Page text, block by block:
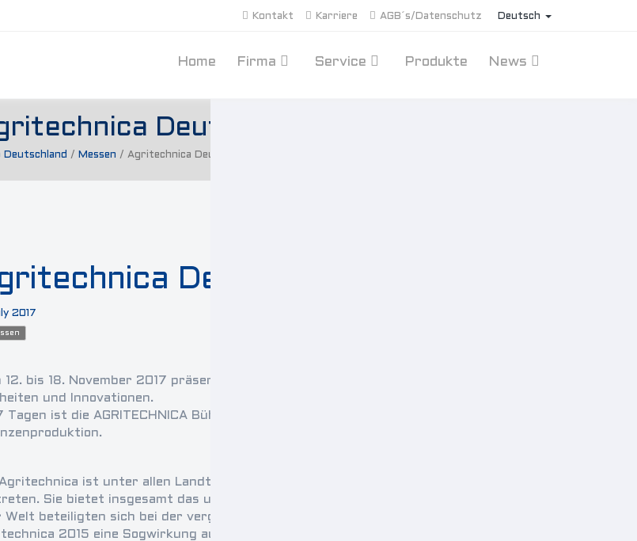
Deutsch
Kontakt Karriere AGB´s/Datenschutz
Home Firma Service Produkte News
Deutschland
Deutschland / Messen / Agritechnica Deutschland
Deutschland
2017
12. bis 18. November 2017 präsentieren auf der Weltleitmesse für Landtechnik in Hannover
und Innovationen.
Tagen ist die AGRITECHNICA Bühne für 2.900 Aussteller und bietet Ihnen in 23 Hallen einen
ist unter allen Landtechnik-Messen einzigartig: Auf ihr sind alle global operierenden
Sie bietet insgesamt das umfassendste und vielseitigste Messeprogramm für den Acker-
Welt beteiligten sich bei der vergangenen Veranstaltung in 2015. Mit mehr als 450.000
2015 eine Sogwirkung auf die Landwirte, Lohnunternehmer und Maschinenringe aus aller